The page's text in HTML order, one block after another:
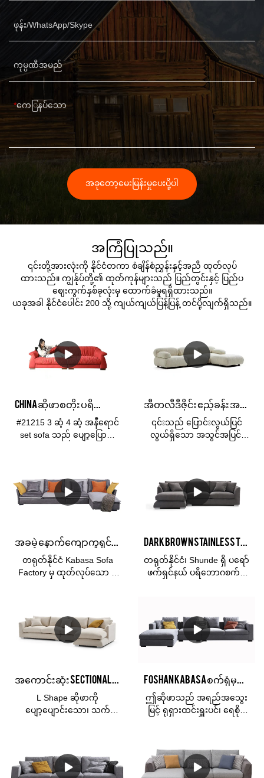
ဖုန်း/WhatsApp/Skype
ကုမ္ပဏီအမည်
ကေြနပ်သော
အခုတော့မေးမြန်းမှုပေးပို့ပါ
အကြံပြုသည်။
၎င်းတို့အားလုံးကို နိုင်ငံတကာ စံချိန်စံညွှန်းနှင့်အညီ ထုတ်လုပ်
ထားသည်။ ကျွန်ုပ်တို့၏ ထုတ်ကုန်များသည် ပြည်တွင်းနှင့် ပြည်ပ
ဈေးကွက်နှစ်ခုလုံးမှ ထောက်ခံမှုရရှိထားသည်။
ယခုအခါ နိုင်ငံပေါင်း 200 သို့ ကျယ်ကျယ်ပြန့်ပြန့် တင်ပို့လျက်ရှိသည်။
#21215 3 ဆံ့ 4 ဆံ့ အနီရောင်
set sofa သည် ပျော့ပြောင်း
သက်တောင့်သက်သာရှိသော၊
အသက်ရှူရလွယ်ကူသော၊
ကျန်းမာသော၊ ပတ်ဝန်းကျင်
မှုဒဏ်ခံနိုင်မှု၊ နှင့် ခံနိုင်ရည်ရှိမှု
တို့ကို ဆန့်ကျင်ပေးသည့်
ဆိုဖာတစ်ခုဖြစ်သည်။
KABASA တွင် ကျွန်ုပ်တို့သည်
အရည်အသွေးမြင့်သားရေ စစ်
မှန်သောသားရေ သို့မဟုတ်
vegan သားရေ သို့မဟုတ်
အရေးမကြီးပါ ၊ ၎င်းသည်
အလွန်နူးညံ့ပြီး တာရှည်ခံကာ
ရင်သပ်ရှုမောဖွယ်အကောင်း
ရန် ချည်ထည် ချည်ထည်
သို့မဟုတ် ချည်သားကို ကျွန်ုပ်
၎င်းသည် ပြောင်းလွယ်ပြင်
လွယ်ရှိသော အသွင်အပြင်၊
သဟဇာတဖြစ်မှု၊ ဝတ်ဆင်မှု
ဒဏ်၊ နှင့် ဖုန်ဒဏ်ခံနိုင်ရည်ရှိ
သော ရိုးရှင်းသော အောက်ခံ
တရုတ်နိုင်ငံ Kabasa Sofa
Factory မှ ထုတ်လုပ်သော စ
အရည်အသွေး
ကောင်းမွန်သော ဒီဇိုင်းများကို
သင့်ထံ တိုက်ရိုက်ပို့ဆောင်ပေး
များ မီးခိုးရောင် အဖြူထည်
ရောနှောထားသော
ကြီးမားသော ထောင့်ကြမ်းပြင်
l ဆိုဖာသည် သင့်ဧည့်ခန်း
တရုတ်နိုင်ငံ၊ Shunde ရှိ ပရော်
ဖက်ရှင်နယ် ပရိဘောဂစက်ရုံ
အတွက် စံနမူနာယူထိုက်သော
အကြမ်းခံထိုင်ခုံကူရှင်ပါရှိ
သော လိုင်းရိုးထိုင်ခုံဖြင့်
စေသည်။ Modular ဆိုဖာအစုံ
သည် တပ်ဆင်ရလွယ်ကူ
သည်။
L Shape ဆိုဖာကို
ပျော့ပျောင်းသော၊ သက်
ရေမြှုပ်များဖြင့် ပြုလုပ်
ထားသည်။ ဧည့်သည်များကို
ဤဆိုဖာသည် အရည်အသွေး
မြင့် ရုရှားထင်းရှူးပင်၊ ရေစိုခံ
သိပ်သည်းဆမြင့်ပြီး
ခံနိုင်ရည်ရှိသော ရေမြှုပ်ကို
အသုံးပြု၍ ခေတ်မီရိုးရှင်း